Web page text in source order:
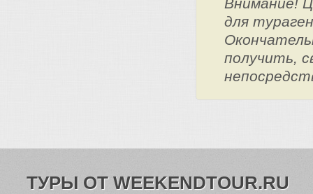
для
получить,
ТУРЫ ОТ WEEKENDTOUR.RU